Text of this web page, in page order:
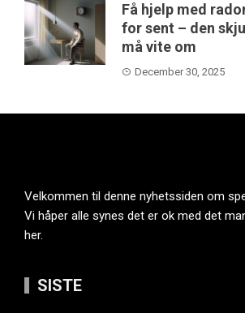
Få hjelp med
for sent – den
må vite om
December 30, 2025
Velkommen til denne nyhetssiden om
Vi håper alle synes det er ok med det
her.
SISTE